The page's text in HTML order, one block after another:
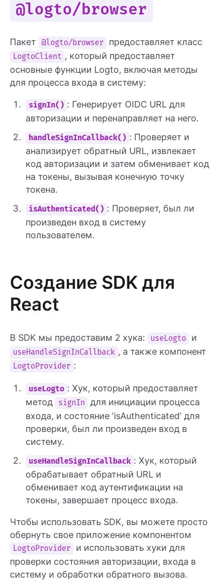
@logto/browser
Пакет @logto/browser предоставляет класс
LogtoClient , который предоставляет
основные функции Logto, включая методы
для процесса входа в систему:
signIn() : Генерирует OIDC URL для
авторизации и перенаправляет на него.
handleSignInCallback() : Проверяет и
анализирует обратный URL, извлекает
код авторизации и затем обменивает код
на токены, вызывая конечную точку
токена.
isAuthenticated() : Проверяет, был ли
произведен вход в систему
пользователем.
Создание SDK для
React
В SDK мы предоставим 2 хука: useLogto и
useHandleSignInCallback , а также компонент
LogtoProvider :
useLogto : Хук, который предоставляет
метод
signIn
для инициации процесса
входа, и состояние 'isAuthenticated' для
проверки, был ли произведен вход в
систему.
useHandleSignInCallback : Хук, который
обрабатывает обратный URL и
обменивает код аутентификации на
токены, завершает процесс входа.
Чтобы использовать SDK, вы можете просто
обернуть свое приложение компонентом
LogtoProvider
и использовать хуки для
проверки состояния авторизации, входа в
систему и обработки обратного вызова.